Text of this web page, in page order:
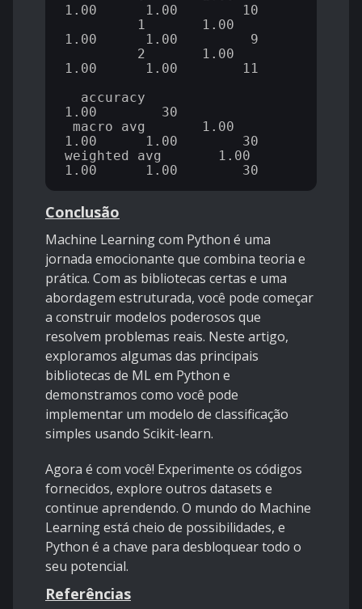
1.00      1.00        10
1.00      1.00         9
1.00      1.00        11
1.00        30
1.00      1.00        30
weighted avg       1.00
Conclusão
Machine Learning com Python é uma
jornada emocionante que combina teoria e
prática. Com as bibliotecas certas e uma
abordagem estruturada, você pode começar
a construir modelos poderosos que
resolvem problemas reais. Neste artigo,
exploramos algumas das principais
bibliotecas de ML em Python e
demonstramos como você pode
implementar um modelo de classificação
simples usando Scikit-learn.
Agora é com você! Experimente os códigos
fornecidos, explore outros datasets e
continue aprendendo. O mundo do Machine
Learning está cheio de possibilidades, e
Python é a chave para desbloquear todo o
seu potencial.
Referências